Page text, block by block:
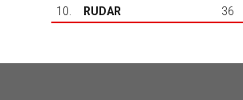
10.
RUDAR 36